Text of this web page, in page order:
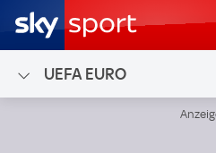
UEFA EURO